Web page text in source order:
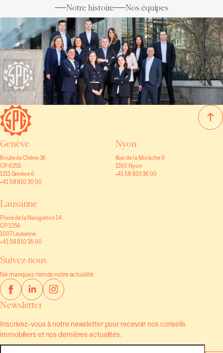
Notre histoire Nos équipes
Genève
Route de Chêne 36
CP 6255
1211 Genève 6
+41 58 810 30 00
Nyon
Rue de la Morâche 9
1260 Nyon
+41 58 810 36 00
Lausanne
Place de la Navigation 14
CP 1256
1007 Lausanne
+41 58 810 35 00
Suivez-nous
Ne manquez rien de notre actualité
Newsletter
Inscrivez-vous à notre newsletter pour recevoir nos conseils
immobiliers et nos dernières actualités.